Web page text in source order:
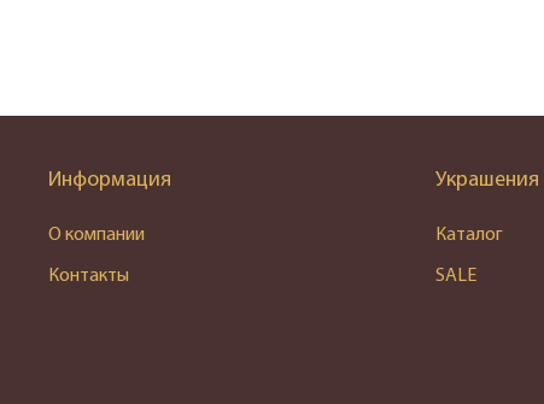
Информация
О компании
Контакты
Украшения
Каталог
SALE